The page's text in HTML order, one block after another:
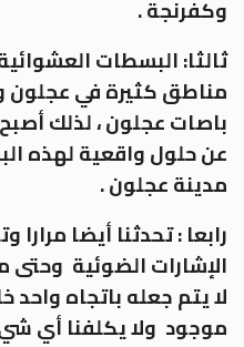
وكفرنجة .
ثالثا: البسطات
مناطق كثيرة في
باصات عجلون ، لذلك
عن حلول واقعية لهذه
مدينة عجلون .
رابعا : تحدثنا أيضا
الإشارات الضوئية وحتى
لا يتم جعله باتجاه واحد
موجود ولا يكلفنا أي